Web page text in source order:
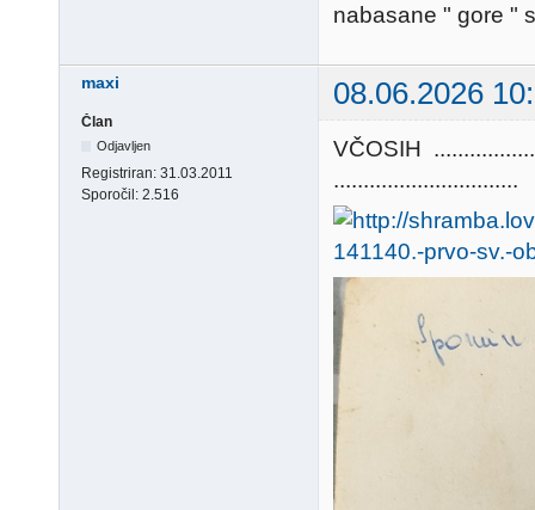
nabasane " gore "
maxi 08.06.2026
Član
Odjavljen
Registriran: 31.03.2011
Sporočil: 2.516
VČOSIH
...............................